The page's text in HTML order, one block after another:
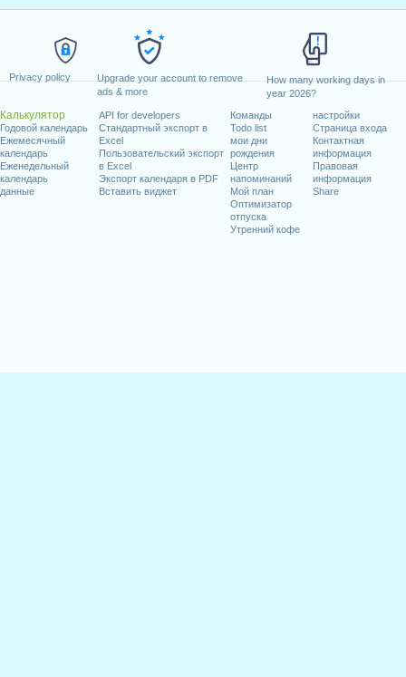
Privacy policy
Upgrade your account to remove
ads & more
How many working days in
year 2026?
Калькулятор
Годовой календарь
Ежемесячный
календарь
Еженедельный
календарь
данные
API for developers
Стандартный экспорт в
Excel
Пользовательский экспорт
в Excel
Экспорт календаря в PDF
Вставить виджет
Команды
Todo list
мои дни
рождения
Центр
напоминаний
Мой план
Оптимизатор
отпуска
Утренний кофе
настройки
Страница входа
Контактная
информация
Правовая
информация
Share